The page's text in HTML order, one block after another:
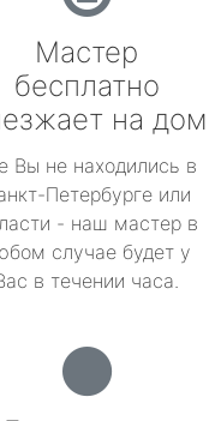
Мастер
бесплатно
на дом
Вы не находились в
Петербурге или
- наш мастер в
случае будет у
в течении часа.